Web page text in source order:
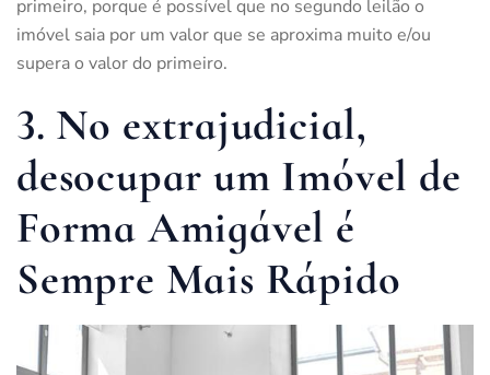
primeiro, porque é possível que no segundo leilão o
imóvel saia por um valor que se aproxima muito e/ou
supera o valor do primeiro.
3. No extrajudicial,
desocupar um Imóvel de
Forma Amigável é
Sempre Mais Rápido